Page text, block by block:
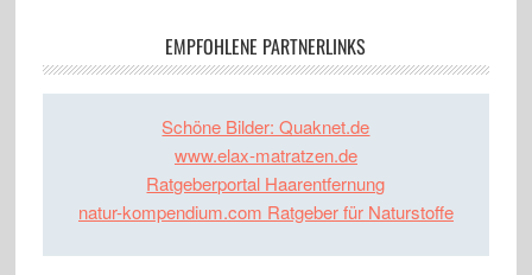
EMPFOHLENE PARTNERLINKS
Schöne Bilder: Quaknet.de
www.elax-matratzen.de
Ratgeberportal Haarentfernung
natur-kompendium.com Ratgeber für Naturstoffe